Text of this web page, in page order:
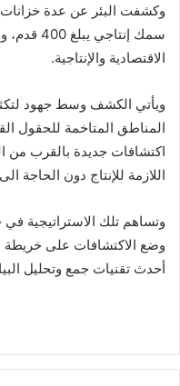
وكشفت البئر عن عدة
سمك
الاقتصادية والإنتاجية.
ويأتي الكشف وسط جهود
المناطق المتاخمة للحقول
اكتشافات جديدة بالقرب من
اللازمة للإنتاج دون الحاجة
وتساهم تلك الاستراتيجية
وضع الاكتشافات على خريطة
أحدث تقنيات جمع وتحليل